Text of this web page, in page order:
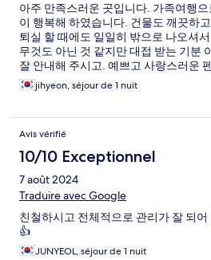
아주 만족스러운 곳입니다. 가족여행
이 행복해 하였습니다. 건물도 깨끗하
퇴실 할 때에도 일일히 밖으로 나오셔
무것도 아닌 것 같지만 대접 받는 기분
잘 안내해 주시고. 예쁘고 사랑스러운
jihyeon, séjour de 1 nuit
Avis vérifié
10/10 Exceptionnel
7 août 2024
Traduire avec Google
친철하시고 전체적으로 관리가 잘 되
👍
JUNYEOL, séjour de 1 nuit